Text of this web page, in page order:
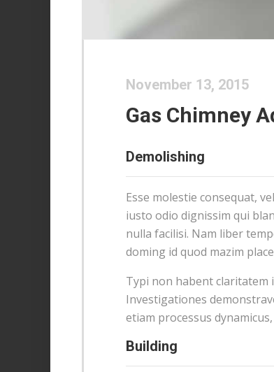
November 13, 2015
Gas Chimney
Demolishing
Esse molestie consequat,
iusto odio dignissim qui
nulla facilisi. Nam liber
doming id quod mazim
Typi non habent claritatem
Investigationes
etiam processus
Building